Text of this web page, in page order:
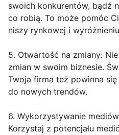
swoich konkurentów, bądź
co robią. To może pomóc
niszy rynkowej i
5. Otwartość na zmiany:
zmian w swoim biznesie.
Twoja firma też powinna
do nowych trendów.
6. Wykorzystywanie
Korzystaj z potencjału